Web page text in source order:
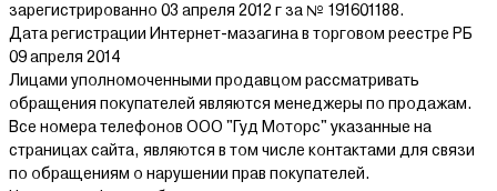
зарегистрированно 03 апреля 2012 г за № 191601188.
Дата регистрации Интернет-мазагина в торговом реестре РБ
09 апреля 2014
Лицами уполномоченными продавцом рассматривать
обращения покупателей являются менеджеры по продажам.
Все номера телефонов ООО "Гуд Моторс" указанные на
страницах сайта, являются в том числе контактами для связи
по обращениям о нарушении прав покупателей.